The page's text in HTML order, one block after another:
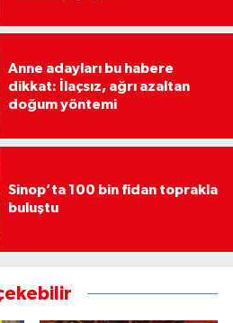
Anne adayları bu habere
dikkat: İlaçsız, ağrı azaltan
doğum yöntemi
Sinop’ta 100 bin fidan toprakla
buluştu